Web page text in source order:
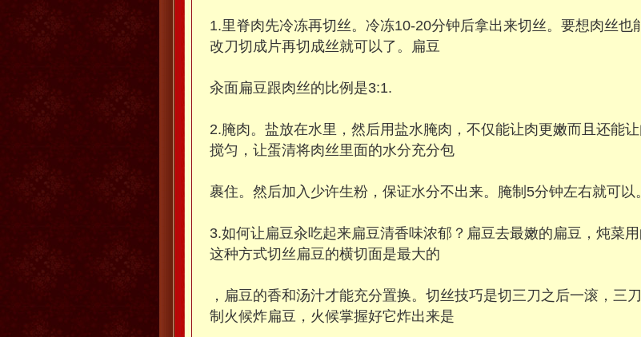
1.里脊肉先冷冻再切丝。冷冻10-20分钟后拿出来切丝。要想肉丝也
改刀切成片再切成丝就可以了。扁豆
汆面扁豆跟肉丝的比例是3:1.
2.腌肉。盐放在水里，然后用盐水腌肉，不仅能让肉更嫩而且还能
搅匀，让蛋清将肉丝里面的水分充分包
裹住。然后加入少许生粉，保证水分不出来。腌制5分钟左右就可以。
3.如何让扁豆汆吃起来扁豆清香味浓郁？扁豆去最嫩的扁豆，炖菜
这种方式切丝扁豆的横切面是最大的
，扁豆的香和汤汁才能充分置换。切丝技巧是切三刀之后一滚，三
制火候炸扁豆，火候掌握好它炸出来是